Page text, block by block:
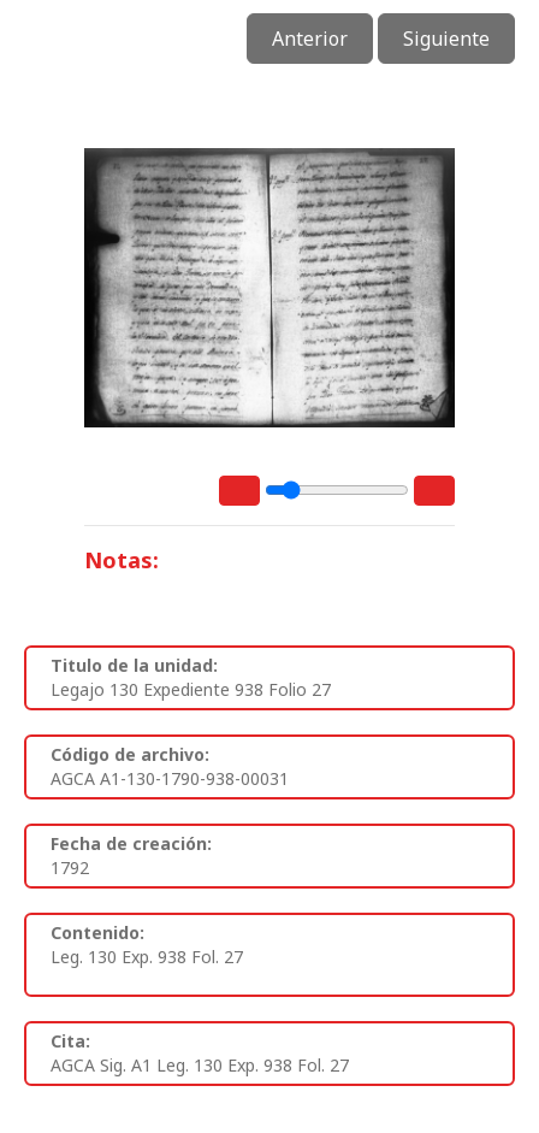
Anterior Siguiente
Notas:
Titulo de la unidad:
Legajo 130 Expediente 938 Folio 27
Código de archivo:
AGCA A1-130-1790-938-00031
Fecha de creación:
1792
Contenido:
Leg. 130 Exp. 938 Fol. 27
Cita:
AGCA Sig. A1 Leg. 130 Exp. 938 Fol. 27